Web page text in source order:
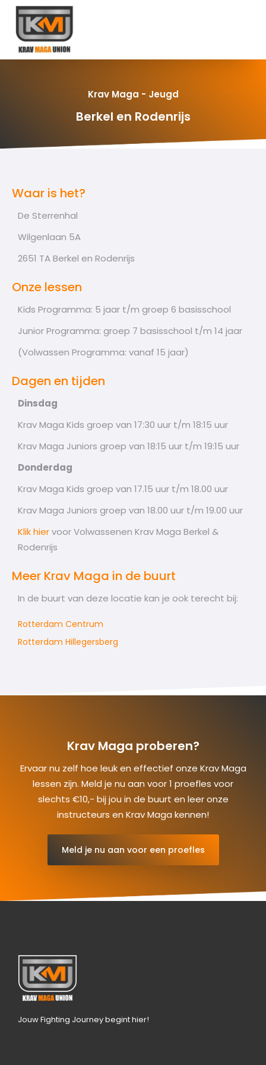
Krav Maga - Jeugd
Berkel en Rodenrijs
Waar is het?
De Sterrenhal
Wilgenlaan 5A
2651 TA Berkel en Rodenrijs
Onze lessen
Kids Programma: 5 jaar t/m groep 6 basisschool
Junior Programma: groep 7 basisschool t/m 14 jaar
(Volwassen Programma: vanaf 15 jaar)
Dagen en tijden
Dinsdag
Krav Maga Kids groep van 17:30 uur t/m 18:15 uur
Krav Maga Juniors groep van 18:15 uur t/m 19:15 uur
Donderdag
Krav Maga Kids groep van 17.15 uur t/m 18.00 uur
Krav Maga Juniors groep van 18.00 uur t/m 19.00 uur
Klik hiervoor Volwassenen Krav Maga Berkel &
Rodenrijs
Meer Krav Maga in de buurt
In de buurt van deze locatie kan je ook terecht bij:
Rotterdam Centrum
Rotterdam Hillegersberg
Krav Maga proberen?
Ervaar nu zelf hoe leuk en effectief onze Krav Maga
lessen zijn. Meld je nu aan voor 1 proefles voor
slechts €10,- bij jou in de buurt en leer onze
instructeurs en Krav Maga kennen!
Meld je nu aan voor een proefles
Jouw Fighting Journey begint hier!